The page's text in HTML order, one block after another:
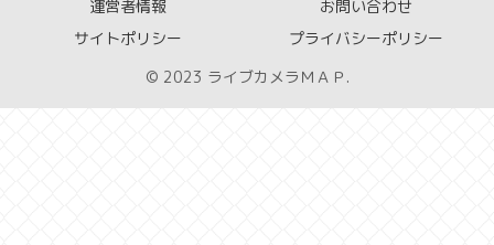
運営者情報
お問い合わせ
サイトポリシー
プライバシーポリシー
© 2023 ライブカメラＭＡＰ.